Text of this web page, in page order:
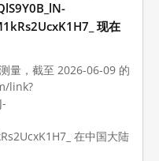
现在
量，截至 2026-06-09 的
link?
在中国大陆